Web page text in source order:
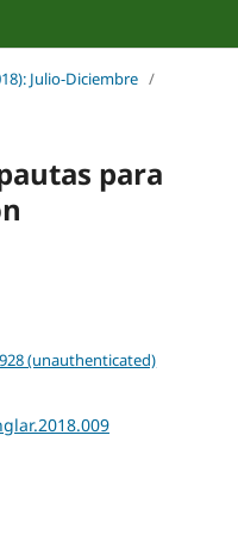
Julio-Diciembre /
para
(unauthenticated)